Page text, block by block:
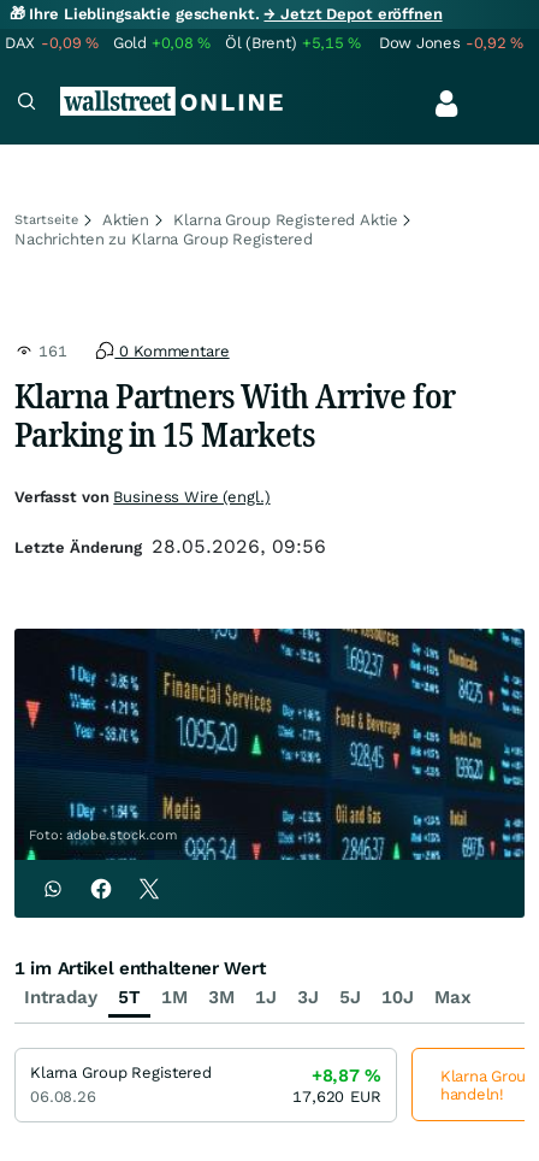
🎁 Ihre Lieblingsaktie geschenkt.→ Jetzt Depot eröffnen
DAX -0,09% Gold +0,08% Öl (Brent) +5,15% Dow Jones -0,92%
Startseite Aktien
Klarna Group Registered Aktie
Nachrichten zu Klarna Group Registered
161 0 Kommentare
Klarna Partners With Arrive for
Parking in 15 Markets
Foto: adobe.stock.com
Verfasst von Business Wire (engl.)
Letzte Änderung 28.05.2026, 09:56
Intraday 5T 1M 3M 1J 3J 5J 10J Max
1 im Artikel enthaltener Wert
Klarna Group Registered
06.08.26
+8,87%
17,620 EUR
Klarna
handeln!